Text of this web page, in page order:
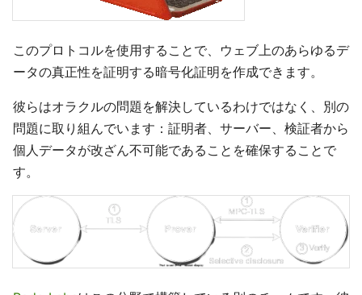
このプロトコルを使用することで、ウェブ上のあらゆるデ
ータの真正性を証明する暗号化証明を作成できます。
彼らはオラクルの問題を解決しているわけではなく、別の
問題に取り組んでいます：証明者、サーバー、検証者から
個人データが改ざん不可能であることを確保することで
す。